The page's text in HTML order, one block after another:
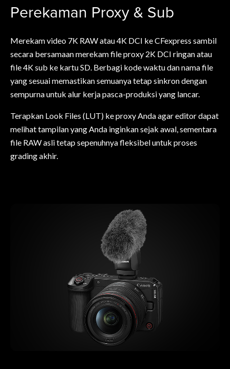
Perekaman Proxy & Sub
Merekam video 7K RAW atau 4K DCI ke CFexpress sambil
secara bersamaan merekam file proxy 2K DCI ringan atau
file 4K sub ke kartu SD. Berbagi kode waktu dan nama file
yang sesuai memastikan semuanya tetap sinkron dengan
sempurna untuk alur kerja pasca-produksi yang lancar.
Terapkan Look Files (LUT) ke proxy Anda agar editor dapat
melihat tampilan yang Anda inginkan sejak awal, sementara
file RAW asli tetap sepenuhnya fleksibel untuk proses
grading akhir.